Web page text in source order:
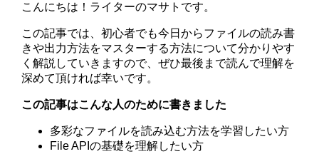
こんにちは！ライターのマサトです。
この記事では、初心者でも今日からファイルの読み書
きや出力方法をマスターする方法について分かりやす
く解説していきますので、ぜひ最後まで読んで理解を
深めて頂ければ幸いです。
この記事はこんな人のために書きました
多彩なファイルを読み込む方法を学習したい方
File APIの基礎を理解したい方